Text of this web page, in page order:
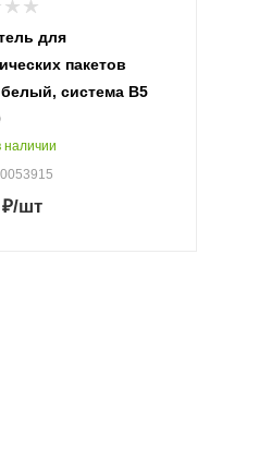
для
пакетов
белый, система В5
наличии
₽/шт